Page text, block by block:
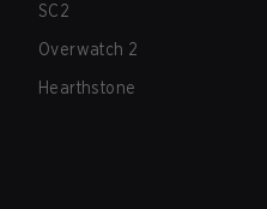
SC2
Overwatch 2
Hearthstone